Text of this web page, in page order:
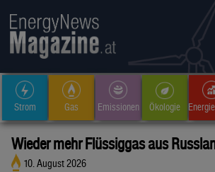
Strom Gas Emissionen Ökologie
Wieder mehr Flüssiggas aus
10. August 2026